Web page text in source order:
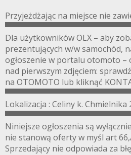
Przyjeżdżając na miejsce nie
Dla użytkowników OLX – aby
prezentujących w/w samochód,
ogłoszenie w portalu otomoto
nad pierwszym zdjęciem:
na OTOMOTO lub kliknąć
Lokalizacja : Celiny k.
Niniejsze ogłoszenia są
nie stanową oferty w myśl art
Sprzedający nie odpowiada za